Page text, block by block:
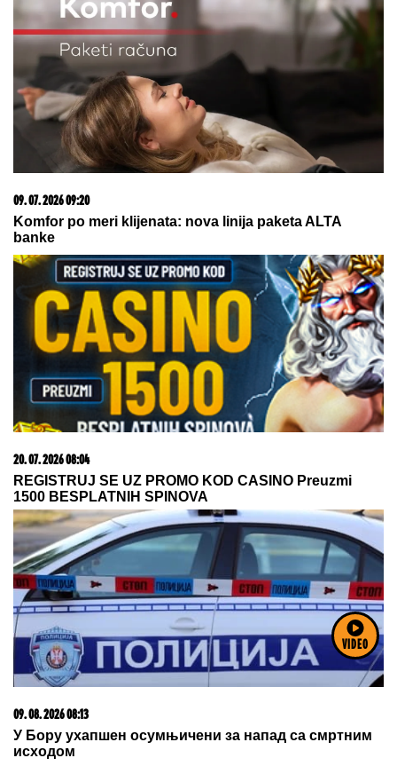
VIDEO
Letnje večeri u gradu više nisu rezervisane za vikend:
Zašto sve više ljudi bira večeru koja se spontano
pretvori u druženje
03. 08. 2026 07:31
25.000 kupaca već kupuje uz PerSu Extra. A ti? Saznaj
više
09. 08. 2026 08:27
NEDELJNI HOROSKOP OD 9. DO 15. AVGUSTA:
Lavovi, izbegavajte rasprave; Ribama stiže finansijski
uspeh